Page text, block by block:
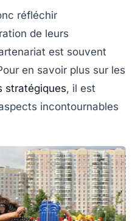
réfléchir
de leurs
est souvent
en savoir plus sur les
stratégiques, il est
incontournables